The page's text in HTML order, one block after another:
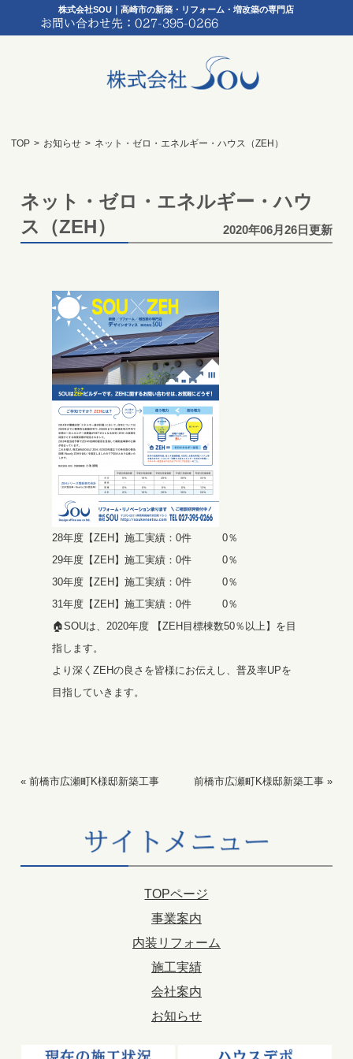
株式会社SOU｜高崎市の新築・リフォーム・増改築の専門店
TOP > お知らせ > ネット・ゼロ・エネルギー・ハウス（ZEH）
ネット・ゼロ・エネルギー・ハウ
ス（ZEH）
2020年06月26日更新
28年度【ZEH】施工実績：0件 0％
29年度【ZEH】施工実績：0件 0％
30年度【ZEH】施工実績：0件 0％
31年度【ZEH】施工実績：0件 0％
🏠SOUは、2020年度 【ZEH目標棟数50％以上】を目
指します。
より深くZEHの良さを皆様にお伝えし、普及率UPを
目指していきます。
«前橋市広瀬町K様邸新築工事 前橋市広瀬町K様邸新築工事»
TOPページ
事業案内
内装リフォーム
施工実績
会社案内
お知らせ